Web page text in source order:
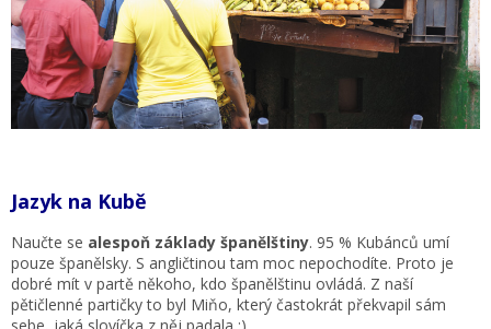
Jazyk na Kubě
Naučte se alespoň základy španělštiny. 95 % Kubánců umí
pouze španělsky. S angličtinou tam moc nepochodíte. Proto je
dobré mít v partě někoho, kdo španělštinu ovládá. Z naší
pětičlenné partičky to byl Miňo, který častokrát překvapil sám